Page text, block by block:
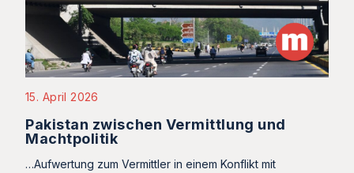
15. April 2026
Pakistan zwischen Vermittlung und
Machtpolitik
…Aufwertung zum Vermittler in einem Konflikt mit